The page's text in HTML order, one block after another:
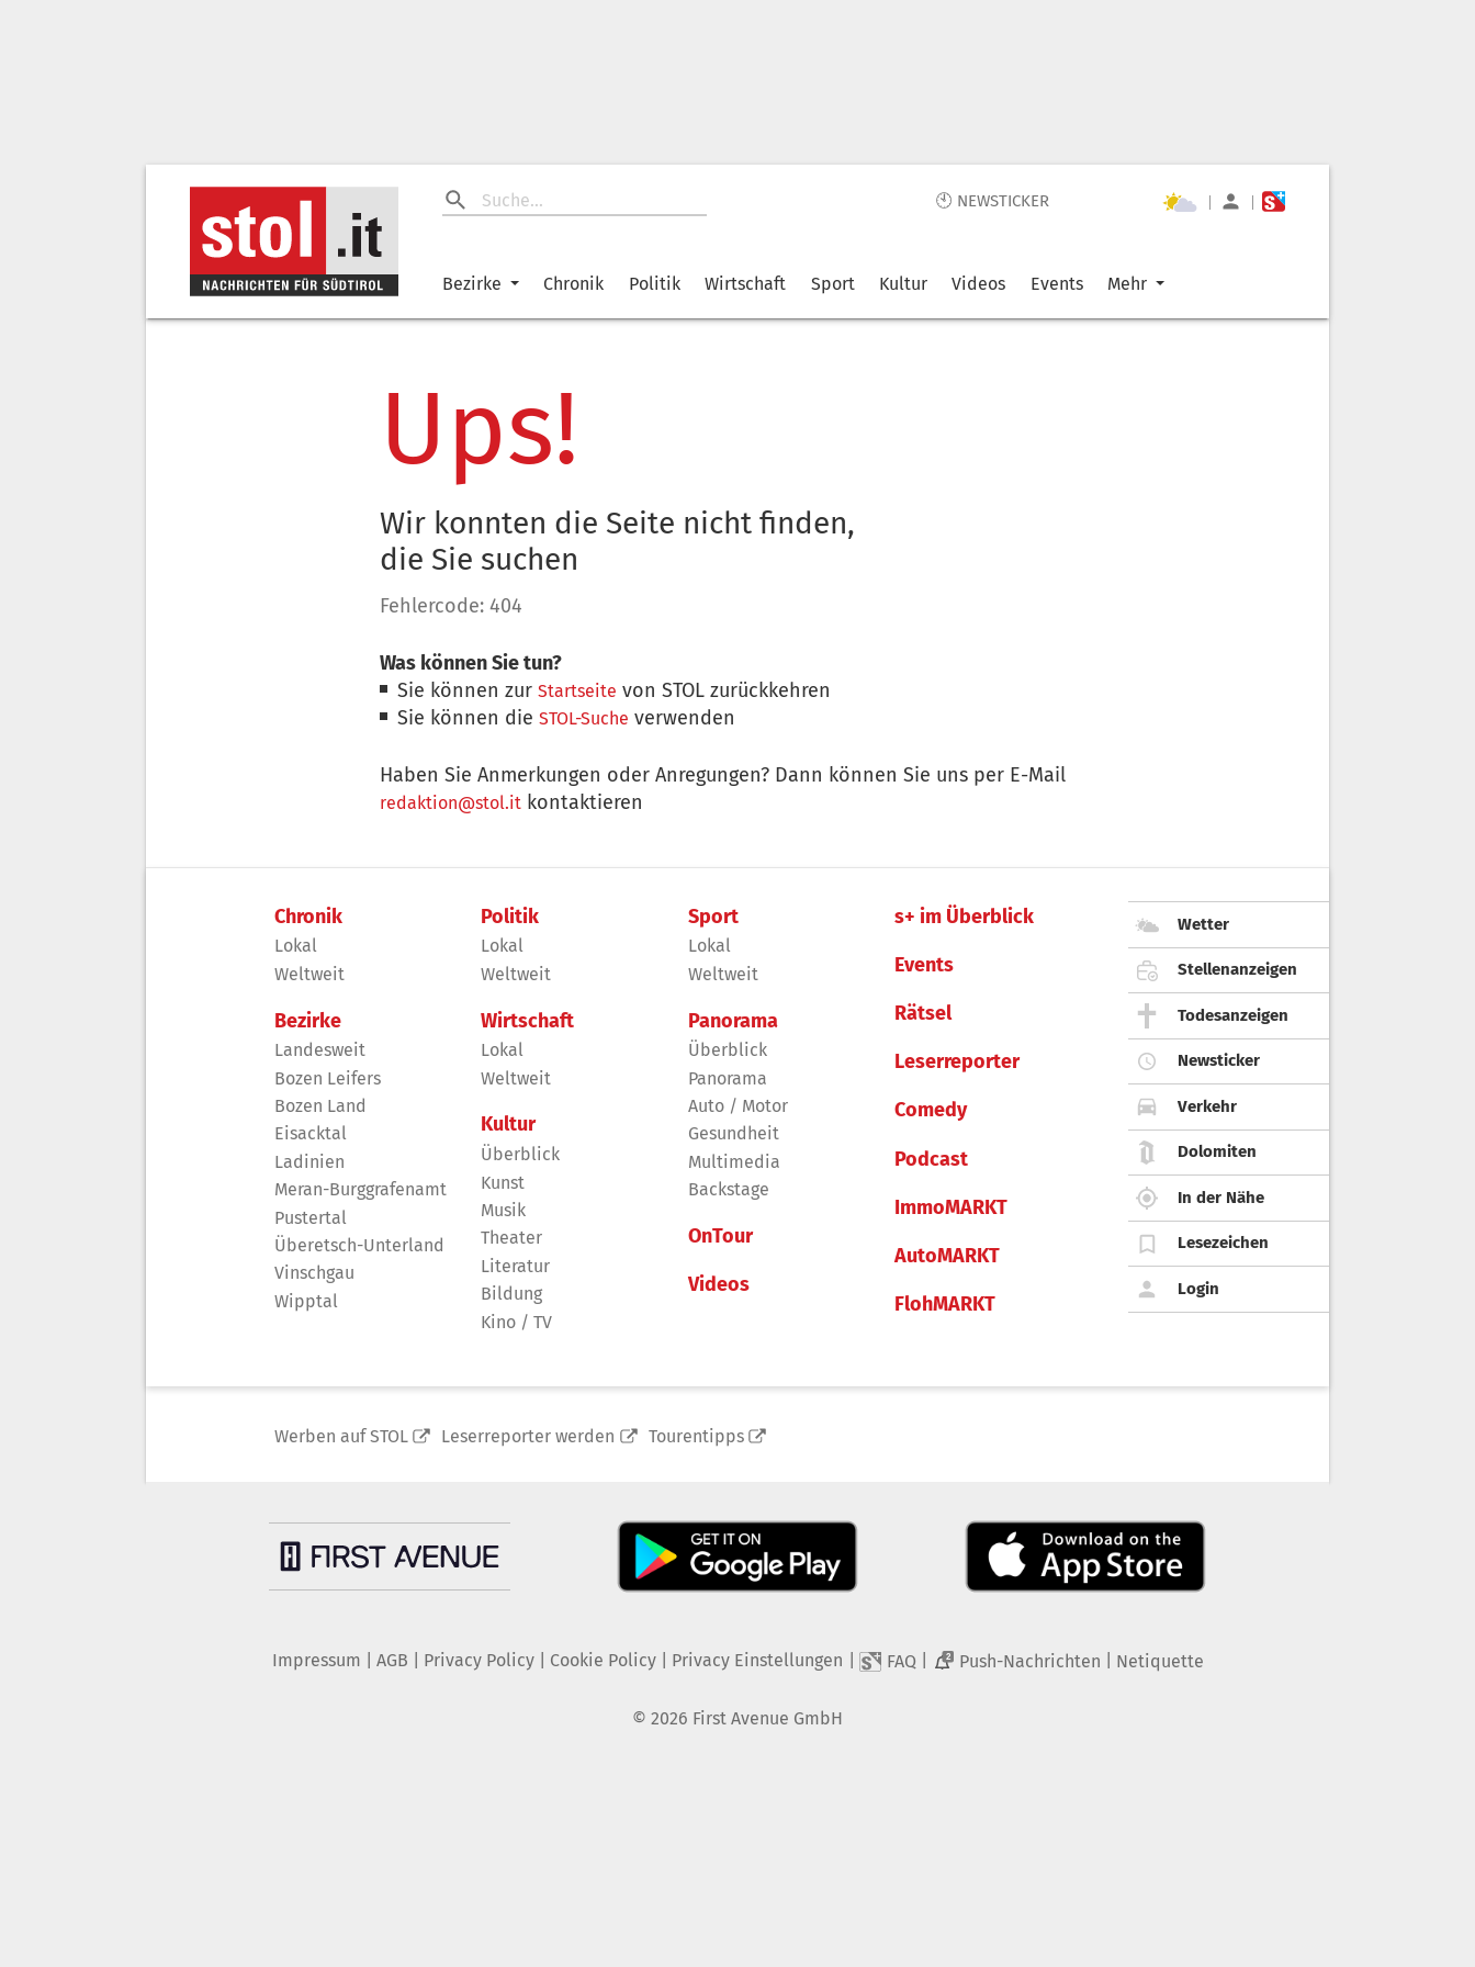
🕙 NEWSTICKER | |
Bezirke Chronik Politik Wirtschaft Sport Kultur Videos Events Mehr
Ups!
Wir konnten die Seite nicht finden,
die Sie suchen
Fehlercode: 404
Was können Sie tun?
Sie können zurStartseite von STOL zurückkehren
Sie können dieSTOL-Suche verwenden
Haben Sie Anmerkungen oder Anregungen? Dann können Sie uns per E-Mail
redaktion@stol.it kontaktieren
Chronik
Lokal
Weltweit
Bezirke
Landesweit
Bozen Leifers
Bozen Land
Eisacktal
Ladinien
Meran-Burggrafenamt
Pustertal
Überetsch-Unterland
Vinschgau
Wipptal
Politik
Lokal
Weltweit
Wirtschaft
Lokal
Weltweit
Kultur
Überblick
Kunst
Musik
Theater
Literatur
Bildung
Kino / TV
Sport
Lokal
Weltweit
Panorama
Überblick
Panorama
Auto / Motor
Gesundheit
Multimedia
Backstage
OnTour
Videos
s+ im Überblick
Events
Rätsel
Leserreporter
Comedy
Podcast
ImmoMARKT
AutoMARKT
FlohMARKT
Wetter
Stellenanzeigen
Todesanzeigen
Newsticker
Verkehr
Dolomiten
In der Nähe
Lesezeichen
Login
Werben auf STOL Leserreporter werden Tourentipps
Impressum AGB Privacy Policy| Cookie Policy| Privacy Einstellungen FAQ 2 Push-Nachrichten Netiquette
© 2026 First Avenue GmbH